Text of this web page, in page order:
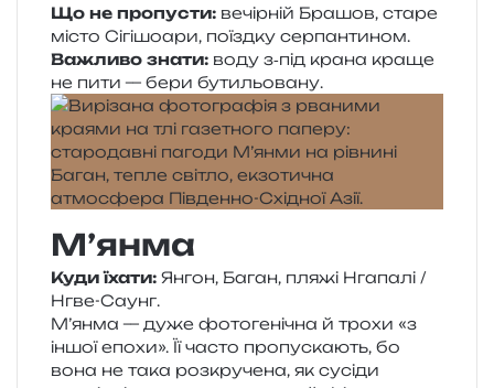
Що не пропу­сти: вечір­ній Брашов, старе
місто Сігішоари, поїзд­ку серпантином.
Важливо знати: воду з‑під крана краще
не пити — бери бутильовану.
М’янма
Куди їхати: Янгон, Баган, пляжі Нгапалі /​
Нгве-Саунг.
М’янма — дуже фото­ге­ні­чна й трохи «з
іншої епохи». Її часто про­пу­ска­ють, бо
вона не така роз­кру­че­на, як сусі­ди